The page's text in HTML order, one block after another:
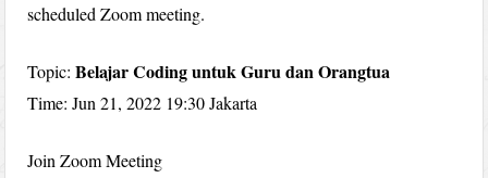
scheduled Zoom meeting.
Topic:Belajar Coding untuk Guru dan Orangtua
Time: Jun 21, 2022 19:30 Jakarta
Join Zoom Meeting